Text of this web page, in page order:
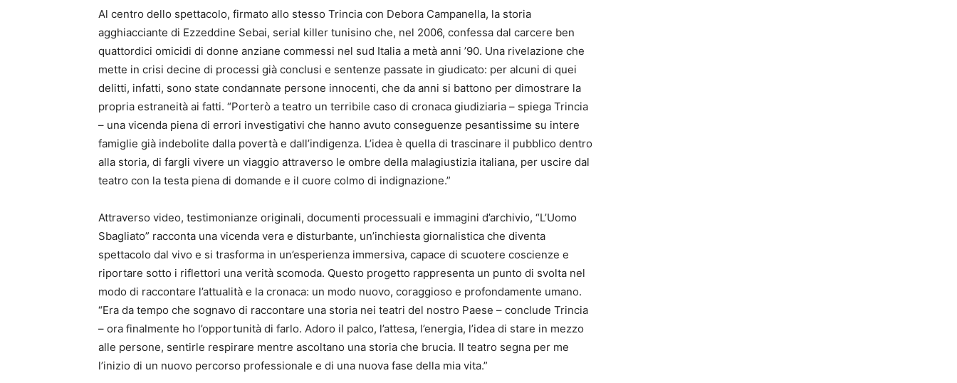
Al centro dello spettacolo, firmato allo stesso Trincia con Debora Campanella, la storia
agghiacciante di Ezzeddine Sebai, serial killer tunisino che, nel 2006, confessa dal carcere ben
quattordici omicidi di donne anziane commessi nel sud Italia a metà anni ’90. Una rivelazione che
mette in crisi decine di processi già conclusi e sentenze passate in giudicato: per alcuni di quei
delitti, infatti, sono state condannate persone innocenti, che da anni si battono per dimostrare la
propria estraneità ai fatti. “Porterò a teatro un terribile caso di cronaca giudiziaria – spiega Trincia
– una vicenda piena di errori investigativi che hanno avuto conseguenze pesantissime su intere
famiglie già indebolite dalla povertà e dall’indigenza. L’idea è quella di trascinare il pubblico dentro
alla storia, di fargli vivere un viaggio attraverso le ombre della malagiustizia italiana, per uscire dal
teatro con la testa piena di domande e il cuore colmo di indignazione.”
Attraverso video, testimonianze originali, documenti processuali e immagini d’archivio, “L’Uomo
Sbagliato” racconta una vicenda vera e disturbante, un’inchiesta giornalistica che diventa
spettacolo dal vivo e si trasforma in un’esperienza immersiva, capace di scuotere coscienze e
riportare sotto i riflettori una verità scomoda. Questo progetto rappresenta un punto di svolta nel
modo di raccontare l’attualità e la cronaca: un modo nuovo, coraggioso e profondamente umano.
“Era da tempo che sognavo di raccontare una storia nei teatri del nostro Paese – conclude Trincia
– ora finalmente ho l’opportunità di farlo. Adoro il palco, l’attesa, l’energia, l’idea di stare in mezzo
alle persone, sentirle respirare mentre ascoltano una storia che brucia. Il teatro segna per me
l’inizio di un nuovo percorso professionale e di una nuova fase della mia vita.”